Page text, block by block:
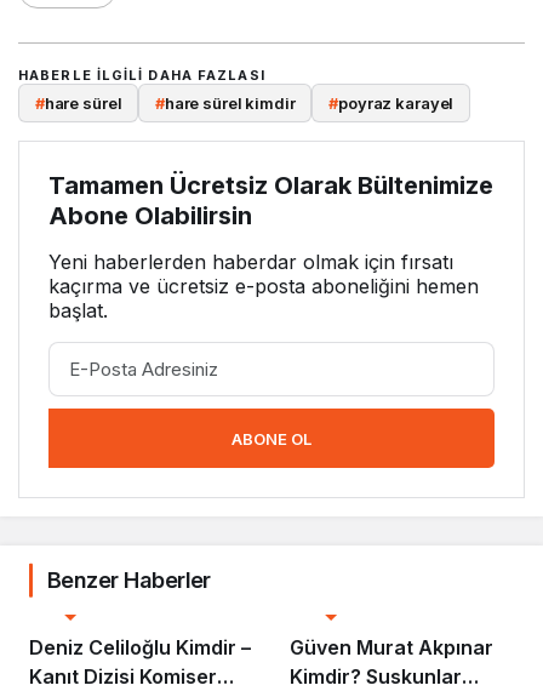
HABERLE ILGILI DAHA FAZLASI
#hare sürel #hare sürel kimdir #poyraz karayel
Tamamen Ücretsiz Olarak Bültenimize
Abone Olabilirsin
Yeni haberlerden haberdar olmak için fırsatı
kaçırma ve ücretsiz e-posta aboneliğini hemen
başlat.
ABONE OL
Benzer Haberler
Deniz Celiloğlu Kimdir –
Kanıt Dizisi Komiser
Güven Murat Akpınar
Kimdir? Suskunlar